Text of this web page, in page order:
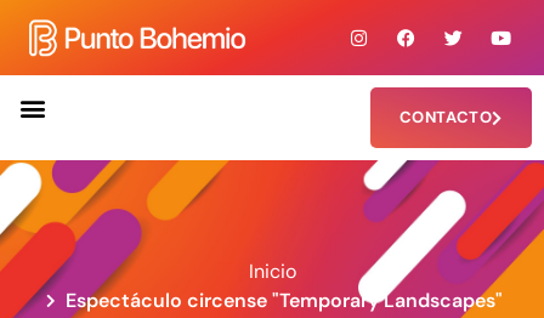
CONTACTO
Inicio
Espectáculo circense "Temporary Landscapes"